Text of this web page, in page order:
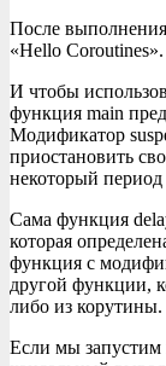
После
«Hello Coroutines».
И чтобы
функция main
Модификатор
приостановить
некоторый
Сама функция
которая
функция с
другой функции,
либо из корутины.
Если мы